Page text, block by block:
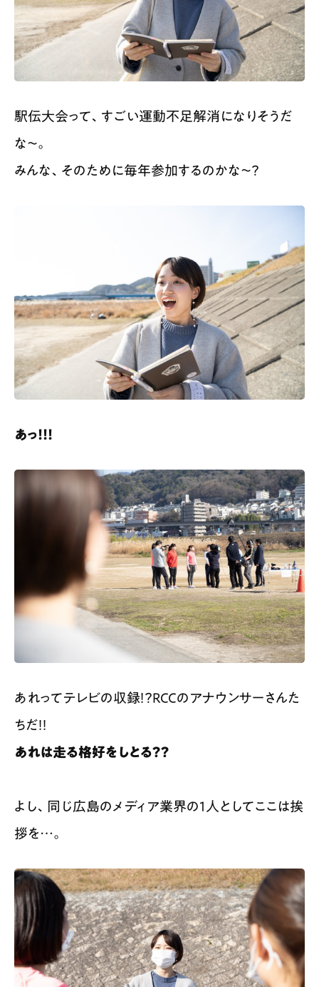
駅伝大会って、すごい運動不足解消になりそうだ
な〜。
みんな、そのために毎年参加するのかな〜？
あっ！！！
あれってテレビの収録！？RCCのアナウンサーさんた
ちだ！！
あれは走る格好をしとる？？
よし、同じ広島のメディア業界の1人としてここは挨
拶を…。